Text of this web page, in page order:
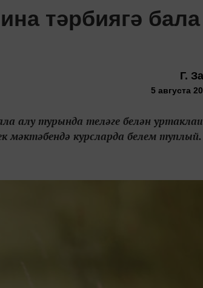
тәрбиягә бала
Г.
5 августа
алу турында теләге белән
мәктәбендә курсларда белем туплый.